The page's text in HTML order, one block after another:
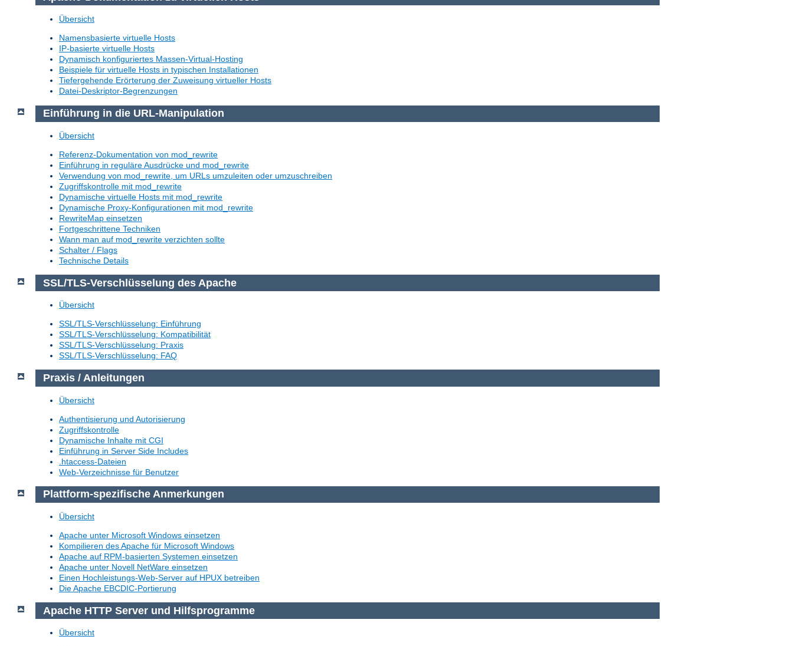
Übersicht
Namensbasierte virtuelle Hosts
IP-basierte virtuelle Hosts
Dynamisch konfiguriertes Massen-Virtual-Hosting
Beispiele für virtuelle Hosts in typischen Installationen
Tiefergehende Erörterung der Zuweisung virtueller Hosts
Datei-Deskriptor-Begrenzungen
Einführung in die URL-Manipulation
Übersicht
Referenz-Dokumentation von mod_rewrite
Einführung in reguläre Ausdrücke und mod_rewrite
Verwendung von mod_rewrite, um URLs umzuleiten oder umzuschreiben
Zugriffskontrolle mit mod_rewrite
Dynamische virtuelle Hosts mit mod_rewrite
Dynamische Proxy-Konfigurationen mit mod_rewrite
RewriteMap einsetzen
Fortgeschrittene Techniken
Wann man auf mod_rewrite verzichten sollte
Schalter / Flags
Technische Details
SSL/TLS-Verschlüsselung des Apache
Übersicht
SSL/TLS-Verschlüsselung: Einführung
SSL/TLS-Verschlüsselung: Kompatibilität
SSL/TLS-Verschlüsselung: Praxis
SSL/TLS-Verschlüsselung: FAQ
Praxis / Anleitungen
Übersicht
Authentisierung und Autorisierung
Zugriffskontrolle
Dynamische Inhalte mit CGI
Einführung in Server Side Includes
.htaccess-Dateien
Web-Verzeichnisse für Benutzer
Plattform-spezifische Anmerkungen
Übersicht
Apache unter Microsoft Windows einsetzen
Kompilieren des Apache für Microsoft Windows
Apache auf RPM-basierten Systemen einsetzen
Apache unter Novell NetWare einsetzen
Einen Hochleistungs-Web-Server auf HPUX betreiben
Die Apache EBCDIC-Portierung
Apache HTTP Server und Hilfsprogramme
Übersicht